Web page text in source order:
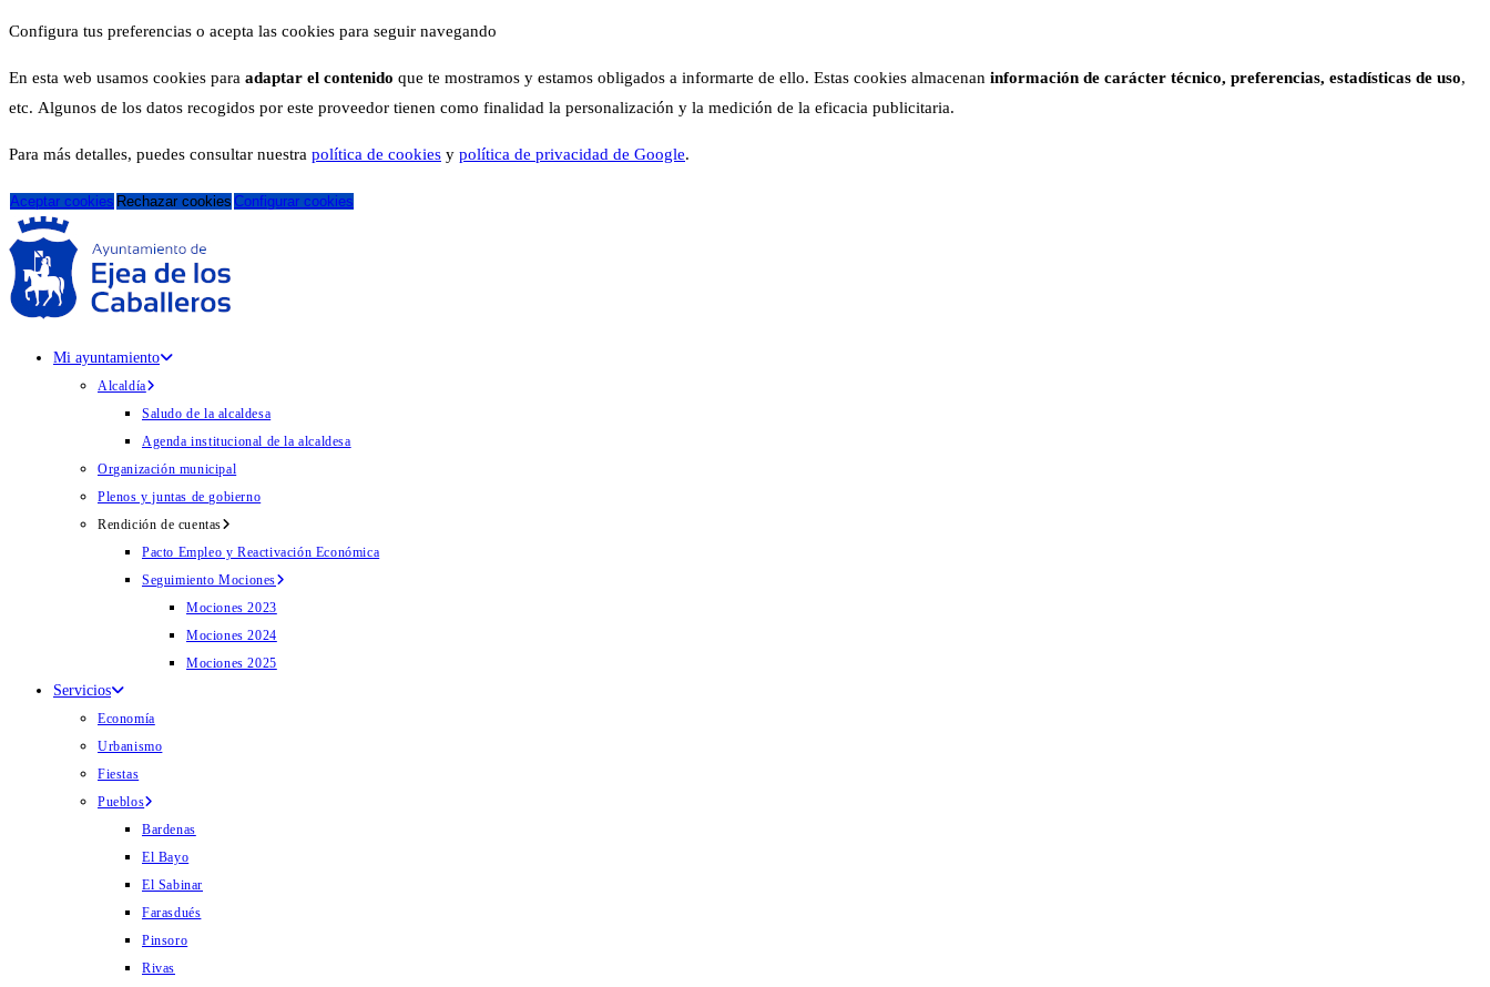
Configura tus preferencias o acepta las cookies para seguir navegando
En esta web usamos cookies para adaptar el contenido que te mostramos y estamos obligados a informarte de ello. Estas cookies almacenan información de carácter técnico, preferencias, estadísticas de uso,
etc. Algunos de los datos recogidos por este proveedor tienen como finalidad la personalización y la medición de la eficacia publicitaria.
Para más detalles, puedes consultar nuestra política de cookies y política de privacidad de Google.
Aceptar cookies Rechazar cookies Configurar cookies
Mi ayuntamiento
Alcaldía
Saludo de la alcaldesa
Agenda institucional de la alcaldesa
Organización municipal
Plenos y juntas de gobierno
Rendición de cuentas
Pacto Empleo y Reactivación Económica
Seguimiento Mociones
Mociones 2023
Mociones 2024
Mociones 2025
Servicios
Economía
Urbanismo
Fiestas
Pueblos
Bardenas
El Bayo
El Sabinar
Farasdués
Pinsoro
Rivas